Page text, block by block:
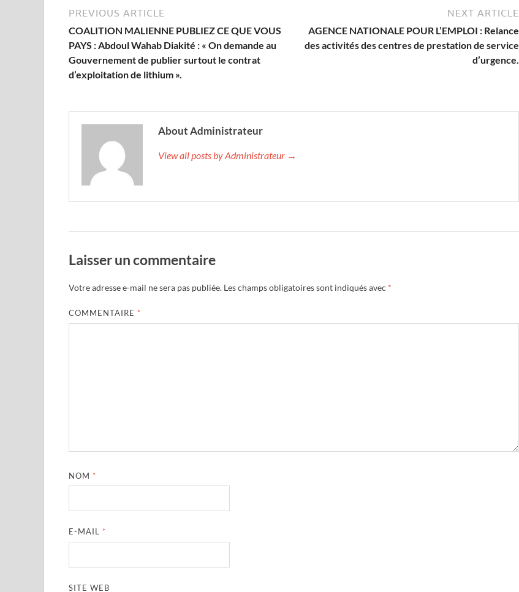
PREVIOUS ARTICLE
COALITION MALIENNE PUBLIEZ CE QUE VOUS
PAYS : Abdoul Wahab Diakité : « On demande au
Gouvernement de publier surtout le contrat
d’exploitation de lithium ».
NEXT ARTICLE
AGENCE NATIONALE POUR L’EMPLOI : Relance
des activités des centres de prestation de service
d’urgence.
About Administrateur
View all posts by Administrateur →
Laisser un commentaire
Votre adresse e-mail ne sera pas publiée. Les champs obligatoires sont indiqués avec *
COMMENTAIRE *
NOM *
E-MAIL *
SITE WEB